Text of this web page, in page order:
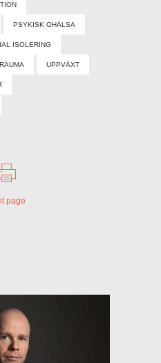
PSYKISK OHÄLSA
ISOLERING
UPPVÄXT
page